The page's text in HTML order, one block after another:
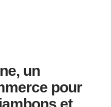
un
pour